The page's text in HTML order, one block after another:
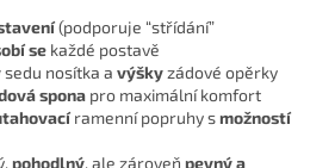
(podporuje “střídání”
se každé postavě
sedu nosítka a výškyzádové opěrky
spona pro maximální komfort
ramenní popruhy smožností
pohodlný, ale zároveň pevný a